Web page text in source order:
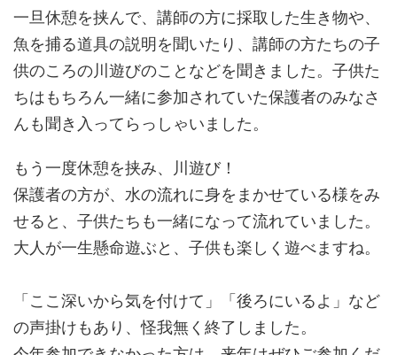
一旦休憩を挟んで、講師の方に採取した生き物や、
魚を捕る道具の説明を聞いたり、講師の方たちの子
供のころの川遊びのことなどを聞きました。子供た
ちはもちろん一緒に参加されていた保護者のみなさ
んも聞き入ってらっしゃいました。
もう一度休憩を挟み、川遊び！
保護者の方が、水の流れに身をまかせている様をみ
せると、子供たちも一緒になって流れていました。
大人が一生懸命遊ぶと、子供も楽しく遊べますね。
「ここ深いから気を付けて」「後ろにいるよ」など
の声掛けもあり、怪我無く終了しました。